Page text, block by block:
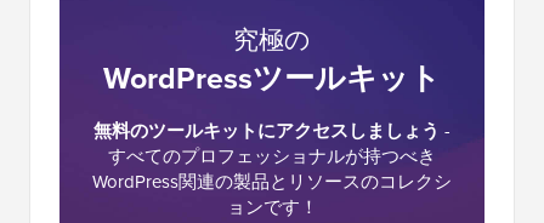
究極の
WordPressツールキット
無料のツールキットにアクセスしましょう -
すべてのプロフェッショナルが持つべき
WordPress関連の製品とリソースのコレクシ
ョンです！